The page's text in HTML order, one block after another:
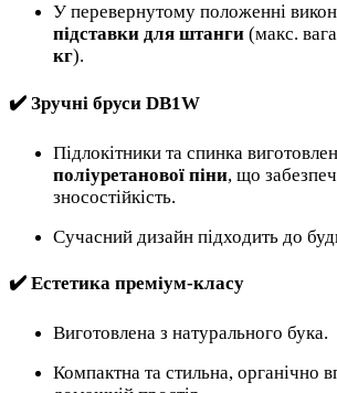
У перевернутому положенні
підставки для штанги (макс.
кг).
✔️ Зручні бруси DB1W
Підлокітники та спинка
поліуретанової піни, що
зносостійкість.
Сучасний дизайн підходить до
✔️ Естетика преміум-класу
Виготовлена з натурального бука.
Компактна та стильна, органічно